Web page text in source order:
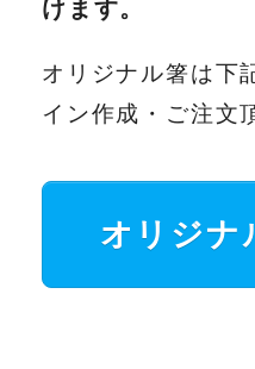
けます。
オリジナル箸は下
イン作成・ご注文
オリジナ